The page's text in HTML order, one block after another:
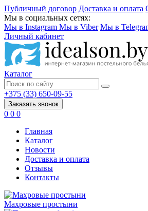
Публичный договор Доставка и оплата
Мы в социальных сетях:
Мы в Instagram Мы в Viber Мы в
Личный кабинет
Каталог
+375 (33) 650-09-55
Заказать звонок
0 0 0
Главная
Каталог
Новости
Доставка и оплата
Отзывы
Контакты
Махровые простыни